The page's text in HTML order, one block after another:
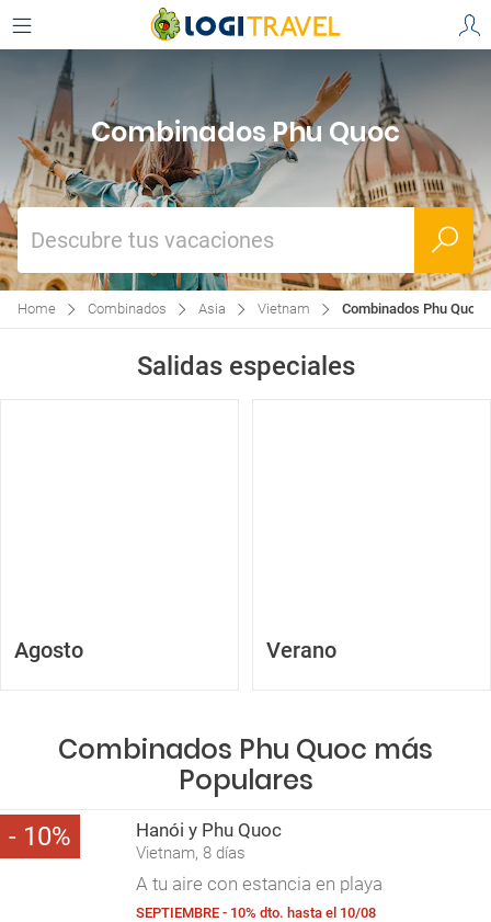
Combinados Phu Quoc
Descubre tus vacaciones
Home Combinados Asia Vietnam Combinados Phu Quoc
Salidas especiales
Agosto Verano
Combinados Phu Quoc más
Populares
10 Hanói y Phu Quoc
Vietnam, 8 días
A tu aire con estancia en playa
SEPTIEMBRE - 10% dto. hasta el 10/08